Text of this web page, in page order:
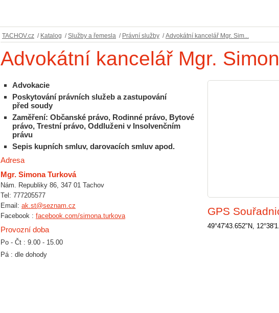
TACHOV.cz / Katalog / Služby a řemesla / Právní služby / Advokátní kancelář Mgr. Sim...
Advokátní kancelář Mgr.
Advokacie
Poskytování právních služeb a zastupování
před soudy
Zaměření: Občanské právo, Rodinné právo, Bytové
právo, Trestní právo, Oddluženi v Insolvenčním
právu
Sepis kupních smluv, darovacích smluv apod.
Adresa
Mgr. Simona Turková
Nám. Republiky 86, 347 01 Tachov
Tel: 777205577
Email: ak.st@seznam.cz
Facebook : facebook.com/simona.turkova
Provozní doba
Po - Čt : 9.00 - 15.00
Pá : dle dohody
GPS
49°47'43.652"N,